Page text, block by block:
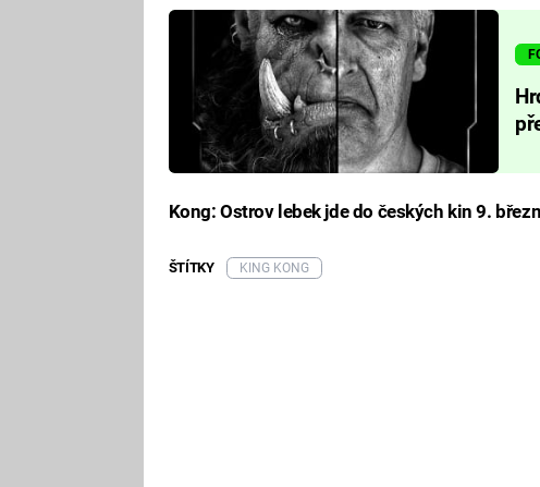
Kong: Ostrov lebek jde do českých kin 9.
ŠTÍTKY KING KONG